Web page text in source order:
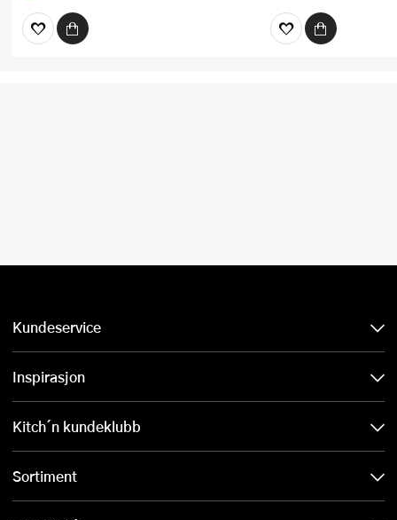
Kundeservice
Inspirasjon
Kitch´n kundeklubb
Sortiment